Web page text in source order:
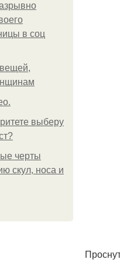
в соц
выберу
черты
скул, носа и